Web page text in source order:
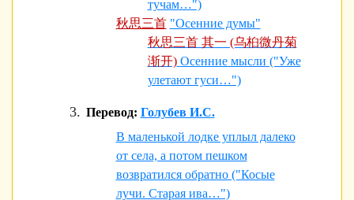
тучам…")
秋思三首 "Осенние думы"
秋思三首 其一 (乌桕微丹菊
渐开) Осенние мысли ("Уже
улетают гуси…")
Перевод: Голубев И.С.
В маленькой лодке уплыл далеко
от села, а потом пешком
возвратился обратно ("Косые
лучи. Старая ива…")